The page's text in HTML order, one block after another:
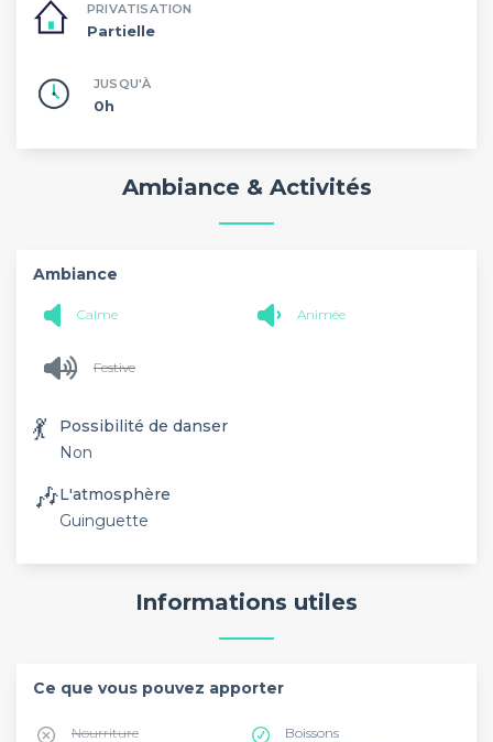
PRIVATISATION
Partielle
JUSQU'À
0h
Ambiance & Activités
Ambiance
Calme Animée
Festive
💃
Possibilité de danser
Non
🎶L'atmosphère
Guinguette
Informations utiles
Ce que vous pouvez apporter
Nourriture Boissons